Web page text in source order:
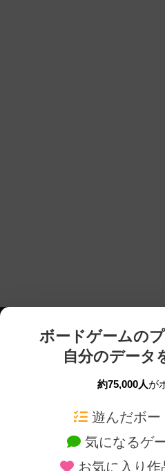
ボードゲームの
自分のデータ
約75,000人が
遊んだボー
気になるゲ
お気に入り
ボードゲームを検索する